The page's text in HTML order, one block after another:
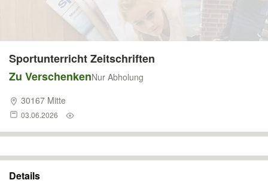
Sportunterricht Zeitschriften
Zu VerschenkenNur Abholung
30167 Mitte
03.06.2026
Details